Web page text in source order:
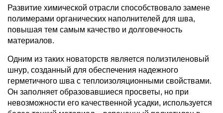
Развитие химической отрасли способствовало замене
полимерами органических наполнителей для шва,
повышая тем самым качество и долговечность
материалов.
Одним из таких новаторств является полиэтиленовый
шнур, созданный для обеспечения надежного
герметичного шва с теплоизоляционными свойствами.
Он заполняет образовавшиеся просветы, но при
невозможности его качественной усадки, используется